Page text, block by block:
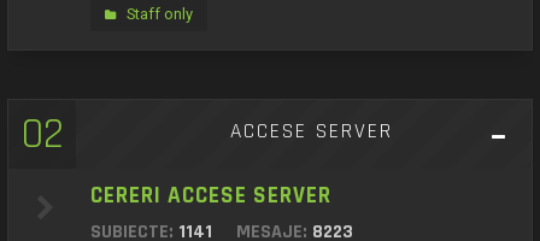
Staff only
02 ACCESE SERVER
CERERI ACCESE SERVER
SUBIECTE: 1141 MESAJE: 8223